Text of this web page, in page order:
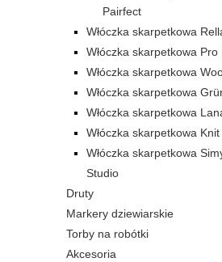
Pairfect
Włóczka skarpetkowa
Włóczka skarpetkowa Pro
Włóczka skarpetkowa
Włóczka skarpetkowa
Włóczka skarpetkowa
Włóczka skarpetkowa
Włóczka skarpetkowa
Studio
Druty
Markery dziewiarskie
Torby na robótki
Akcesoria